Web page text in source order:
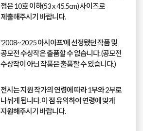
점은 10호 이하(53 x 45.5cm) 사이즈로
제출해주시기 바랍니다.
'2008~2025 아시아프'에 선정됐던 작품 및
공모전 수상작은 출품할 수 없습니다. (공모전
수상작이 아닌 작품은 출품할 수 있습니다.)
전시는 지원 작가의 연령에 따라 1부와 2부로
나뉘게 됩니다. 이 점 유의하여 연령에 맞게
지원해주시기 바랍니다.